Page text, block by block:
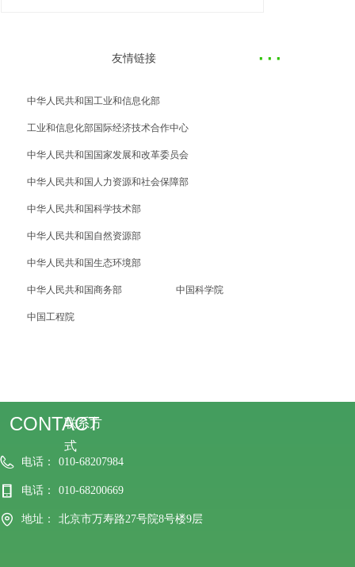
CONTACT
联系方
式
电话： 010-68207984
电话： 010-68200669
地址： 北京市万寿路27号院8号楼9层
友情链接 ···
中华人民共和国工业和信息化部
工业和信息化部国际经济技术合作中心
中华人民共和国国家发展和改革委员会
中华人民共和国人力资源和社会保障部
中华人民共和国科学技术部
中华人民共和国自然资源部
中华人民共和国生态环境部
中华人民共和国商务部 中国科学院
中国工程院